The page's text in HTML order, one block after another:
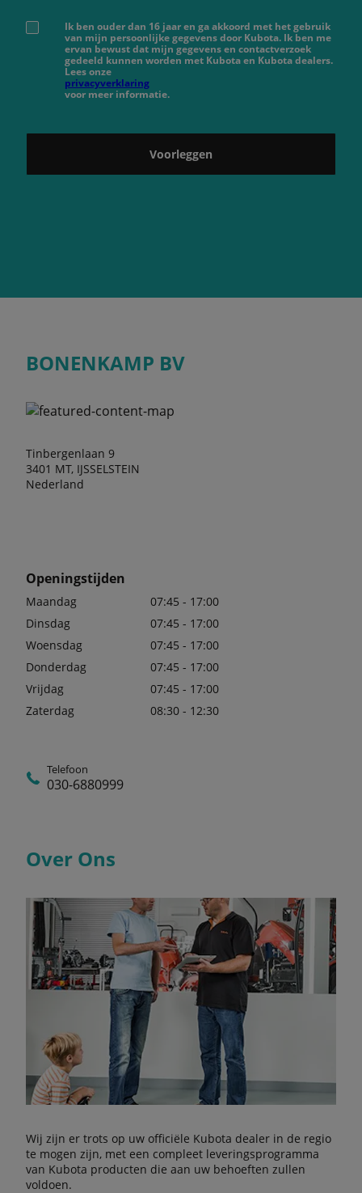
Ik ben ouder dan 16 jaar en ga akkoord met het gebruik
van mijn persoonlijke gegevens door Kubota. Ik ben me
ervan bewust dat mijn gegevens en contactverzoek
gedeeld kunnen worden met Kubota en Kubota dealers.
Lees onze
privacyverklaring
voor meer informatie.
Voorleggen
BONENKAMP BV
Tinbergenlaan 9
3401 MT, IJSSELSTEIN
Nederland
Openingstijden
Maandag
07:45 - 17:00
Dinsdag
07:45 - 17:00
Woensdag
07:45 - 17:00
Donderdag
07:45 - 17:00
Vrijdag
07:45 - 17:00
Zaterdag
08:30 - 12:30
Telefoon
030-6880999
Over Ons
Wij zijn er trots op uw officiële Kubota dealer in de regio
te mogen zijn, met een compleet leveringsprogramma
van Kubota producten die aan uw behoeften zullen
voldoen.